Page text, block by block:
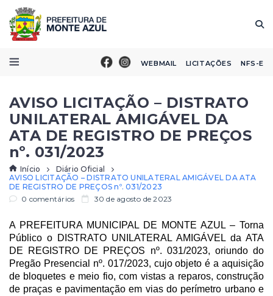
WEBMAIL LICITAÇÕES NFS-E
AVISO LICITAÇÃO – DISTRATO
UNILATERAL AMIGÁVEL DA
ATA DE REGISTRO DE PREÇOS
nº. 031/2023
Início
Diário Oficial
AVISO LICITAÇÃO – DISTRATO UNILATERAL AMIGÁVEL DA ATA
DE REGISTRO DE PREÇOS nº. 031/2023
0 comentários
30 de agosto de 2023
A PREFEITURA MUNICIPAL DE MONTE AZUL – Torna
Público o DISTRATO UNILATERAL AMIGÁVEL da ATA
DE REGISTRO DE PREÇOS nº. 031/2023, oriundo do
Pregão Presencial nº. 017/2023, cujo objeto é a aquisição
de bloquetes e meio fio, com vistas a reparos, construção
de praças e pavimentação em vias do perímetro urbano e